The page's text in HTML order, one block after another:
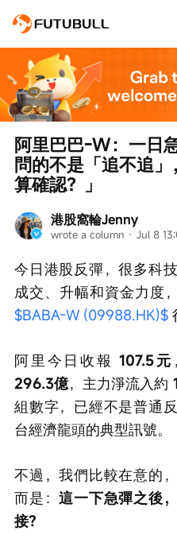
港股窩輪Jenny
wrote a column · Jul 8
阿里巴巴-W：一日
問的不是「追不追
算確認？」
今日港股反彈，很多科
成交、升幅和資金力度，
$BABA-W (09988.HK)$
阿里今日收報 107.5元
296.3億，主力淨流入約
組數字，已經不是普通
台經濟龍頭的典型訊號。
不過，我們比較在意的
而是：這一下急彈之後
接？